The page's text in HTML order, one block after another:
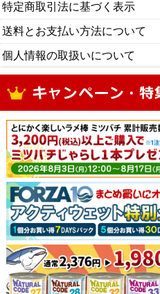
特定商取引法に基づく表示
送料とお支払い方法について
個人情報の取扱いについて